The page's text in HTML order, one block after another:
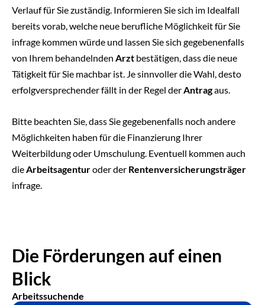
Verlauf für Sie zuständig. Informieren Sie sich im Idealfall
bereits vorab, welche neue berufliche Möglichkeit für Sie
infrage kommen würde und lassen Sie sich gegebenenfalls
von Ihrem behandelnden Arzt bestätigen, dass die neue
Tätigkeit für Sie machbar ist. Je sinnvoller die Wahl, desto
erfolgversprechender fällt in der Regel der Antragaus.
Bitte beachten Sie, dass Sie gegebenenfalls noch andere
Möglichkeiten haben für die Finanzierung Ihrer
Weiterbildung oder Umschulung. Eventuell kommen auch
die Arbeitsagenturoder der Rentenversicherungsträger
infrage.
Die Förderungen auf einen
Blick
Arbeitssuchende